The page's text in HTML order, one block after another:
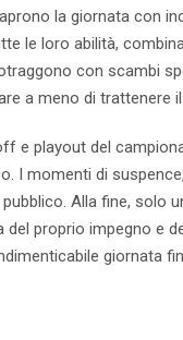
la giornata con
le loro abilità,
con scambi
a meno di trattenere
e playout del
I momenti di
Alla fine, solo
del proprio impegno e
giornata